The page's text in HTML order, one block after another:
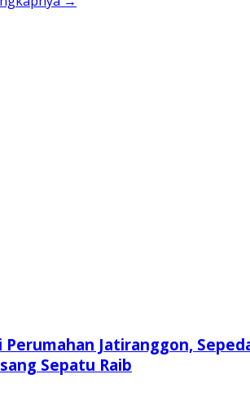
Jatiranggon,
Sepatu Raib